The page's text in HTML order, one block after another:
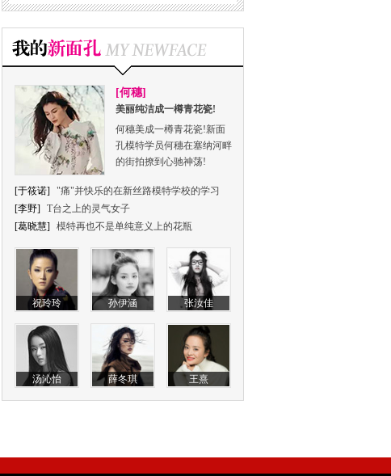
[何穗]
美丽纯洁成一樽青花瓷!
何穗美成一樽青花瓷!新面
孔模特学员何穗在塞纳河畔
的街拍撩到心驰神荡!
[于筱诺]
"痛"并快乐的在新丝路模特学校的学习
[李野]
T台之上的灵气女子
[葛晓慧]
模特再也不是单纯意义上的花瓶
祝玲玲 孙伊涵 张汝佳
汤沁怡 薛冬琪 王熹